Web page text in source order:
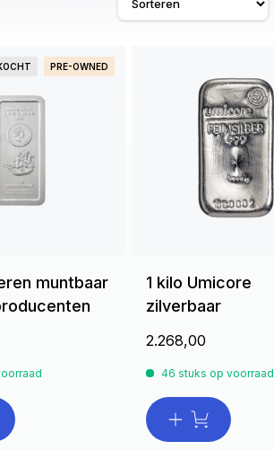
PRE-OWNED
muntbaar
1 kilo Umicore
zilverbaar
2.268,00
46 stuks op voorraad